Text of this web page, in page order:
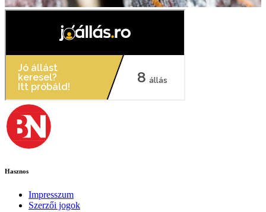
Hasznos
Impresszum
Szerzői jogok